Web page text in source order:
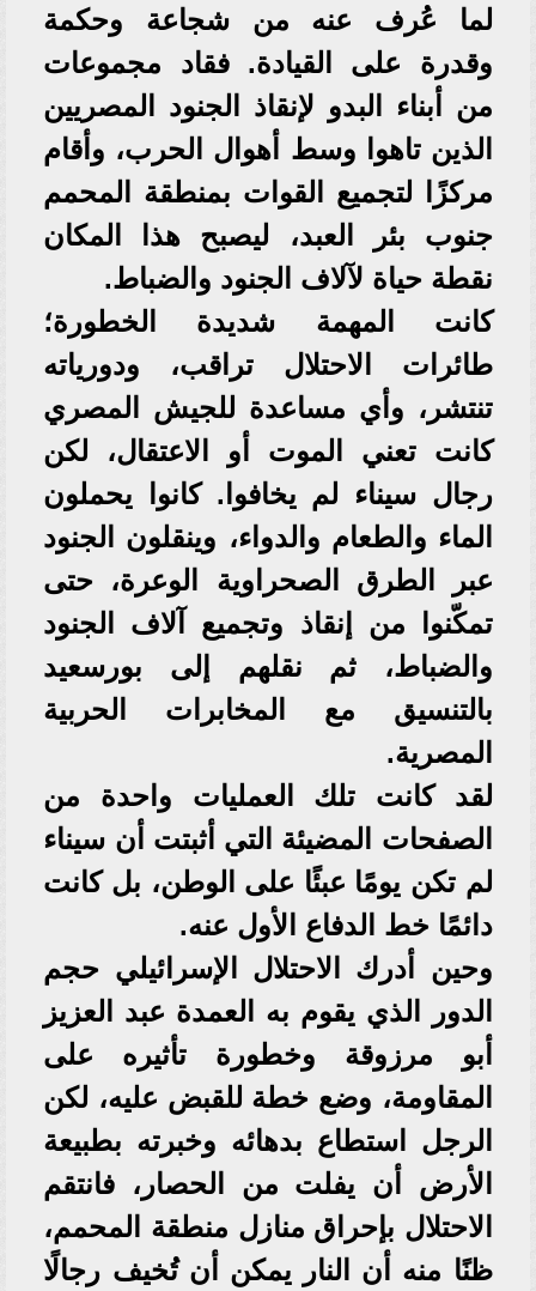
لما عُرف عنه من شجاعة وحكمة
وقدرة على القيادة. فقاد مجموعات
من أبناء البدو لإنقاذ الجنود المصريين
الذين تاهوا وسط أهوال الحرب، وأقام
مركزًا لتجميع القوات بمنطقة المحمم
جنوب بئر العبد، ليصبح هذا المكان
نقطة حياة لآلاف الجنود والضباط.
كانت المهمة شديدة الخطورة؛
طائرات الاحتلال تراقب، ودورياته
تنتشر، وأي مساعدة للجيش المصري
كانت تعني الموت أو الاعتقال، لكن
رجال سيناء لم يخافوا. كانوا يحملون
الماء والطعام والدواء، وينقلون الجنود
عبر الطرق الصحراوية الوعرة، حتى
تمكّنوا من إنقاذ وتجميع آلاف الجنود
والضباط، ثم نقلهم إلى بورسعيد
بالتنسيق مع المخابرات الحربية
المصرية.
لقد كانت تلك العمليات واحدة من
الصفحات المضيئة التي أثبتت أن سيناء
لم تكن يومًا عبئًا على الوطن، بل كانت
دائمًا خط الدفاع الأول عنه.
وحين أدرك الاحتلال الإسرائيلي حجم
الدور الذي يقوم به العمدة عبد العزيز
أبو مرزوقة وخطورة تأثيره على
المقاومة، وضع خطة للقبض عليه، لكن
الرجل استطاع بدهائه وخبرته بطبيعة
الأرض أن يفلت من الحصار، فانتقم
الاحتلال بإحراق منازل منطقة المحمم،
ظنًا منه أن النار يمكن أن تُخيف رجالًا